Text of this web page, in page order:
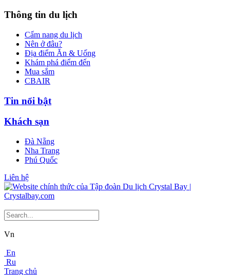
Thông tin du lịch
Cẩm nang du lịch
Nên ở đâu?
Địa điểm Ăn & Uống
Khám phá điểm đến
Mua sắm
CBAIR
Tin nổi bật
Khách sạn
Đà Nẵng
Nha Trang
Phú Quốc
Liên hệ
Vn
En
Ru
Trang chủ